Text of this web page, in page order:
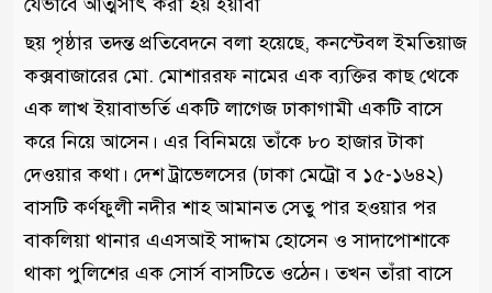
ছয় পৃষ্ঠার তদন্ত প্রতিবেদনে বলা হয়েছে, কনস্টেবল ইমতিয়াজ
কক্সবাজারের মো. মোশাররফ নামের এক ব্যক্তির কাছ থেকে
এক লাখ ইয়াবাভর্তি একটি লাগেজ ঢাকাগামী একটি বাসে
করে নিয়ে আসেন। এর বিনিময়ে তাঁকে ৮০ হাজার টাকা
দেওয়ার কথা। দেশ ট্রাভেলসের (ঢাকা মেট্রো ব ১৫-১৬৪২)
বাসটি কর্ণফুলী নদীর শাহ আমানত সেতু পার হওয়ার পর
বাকলিয়া থানার এএসআই সাদ্দাম হোসেন ও সাদাপোশাকে
থাকা পুলিশের এক সোর্স বাসটিতে ওঠেন। তখন তাঁরা বাসে